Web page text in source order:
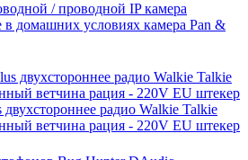
/ проводной IP камера
домашних условиях камера Pan &
радио Walkie Talkie
ветчина рация - 220V EU штекер